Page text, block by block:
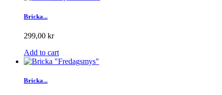
Bricka...
299,00 kr
Add to cart
Bricka...